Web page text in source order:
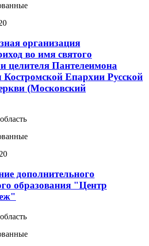
организация
во имя святого
целителя Пантелеимона
Епархии Русской
(Московский
дополнительного
образования "Центр